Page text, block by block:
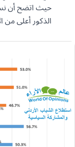
حيث اتضح أن
الذكور أعلى من